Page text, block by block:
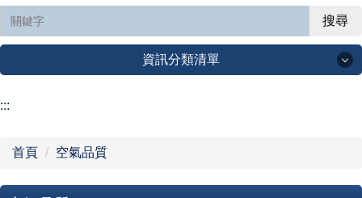
區
搜尋
資訊分類清單
公告訊息
行政單位
:::
首頁 空氣品質